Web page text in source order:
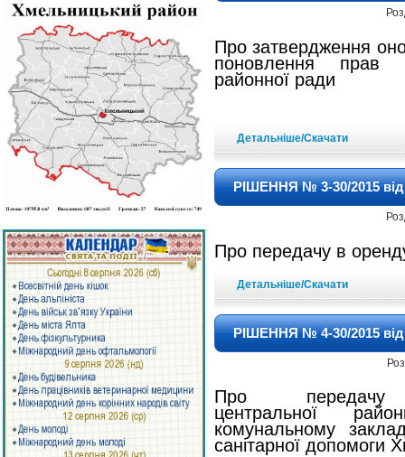
Про затвердження
поновлення прав
районної ради
Детальніше/Скачати
РІШЕННЯ № 3-30/2015 від
Про передачу в
Детальніше/Скачати
РІШЕННЯ № 4-30/2015 від
Про передачу
центральної
комунальному
санітарної допомоги